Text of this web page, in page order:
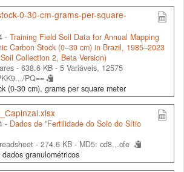
0-30-cm-grams-per-square-
- Training Field Soil Data for Annual Mapping
Carbon Stock (0–30 cm) in Brazil, 1985–2023
Collection 2, Beta Version)
- 638.6 KB - 5 Variáveis, 12575
PQ==
(0-30 cm), grams per square meter
- Dados de "Fertilidade do Solo do Sítio
- 274.6 KB - MD5: cd8...cfe
granulométricos